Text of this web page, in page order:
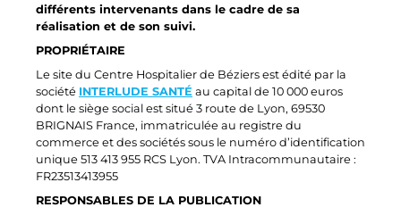
différents intervenants dans le cadre de sa
réalisation et de son suivi.
PROPRIÉTAIRE
Le site du Centre Hospitalier de Béziers est édité par la
société INTERLUDE SANTÉ au capital de 10 000 euros
dont le siège social est situé 3 route de Lyon, 69530
BRIGNAIS France, immatriculée au registre du
commerce et des sociétés sous le numéro d’identification
unique 513 413 955 RCS Lyon. TVA Intracommunautaire :
FR23513413955
RESPONSABLES DE LA PUBLICATION